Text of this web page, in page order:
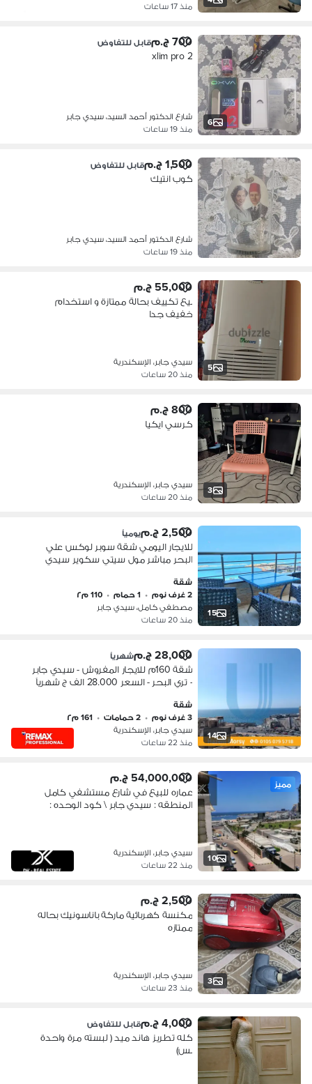
منذ 17 ساعات
6
700 ج.م قابل للتفاوض
xlim pro 2
شارع الدكتور أحمد السيد، سيدي جابر
منذ 19 ساعات
1,500 ج.م قابل للتفاوض
كوب انتيك
شارع الدكتور أحمد السيد، سيدي جابر
منذ 19 ساعات
5
55,000 ج.م
بيع تكييف بحالة ممتازة و استخدام
خفيف جدا
سيدي جابر، الإسكندرية
منذ 20 ساعات
3
800 ج.م
كرسي ايكيا
سيدي جابر، الإسكندرية
منذ 20 ساعات
15
2,500 ج.م يومياً
للايجار اليومي شقة سوبر لوكس علي
البحر مباشر مول سيتي سكوير سيدي
شقة
2 غرف نوم
• 1 حمام • 110 م٢
مصطفي كامل، سيدي جابر
منذ 20 ساعات
14
28,000 ج.م شهرياً
شقة 160م للايجار المفروش - سيدي جابر
- تري البحر - السعر 28.000 الف ج شهرياً
شقة
3 غرف نوم
• 2 حمامات • 161 م٢
سيدي جابر، الإسكندرية
منذ 22 ساعات
10
مميز 54,000,000 ج.م
عماره للبيع في شارع مستشفي كامل
المنطقه : سيدي جابر \ كود الوحده :
سيدي جابر، الإسكندرية
منذ 22 ساعات
3
2,500 ج.م
مكنسة كهربائية ماركة باناسونيك بحاله
ممتازه
سيدي جابر، الإسكندرية
منذ 23 ساعات
4,000 ج.م قابل للتفاوض
كله تطريز هاند ميد ( لبسته مرة واحدة
بس)